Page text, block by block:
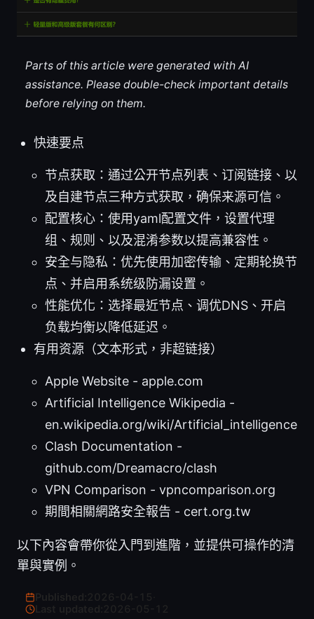
Parts of this article were generated with AI
assistance. Please double-check important details
before relying on them.
快速要点
节点获取：通过公开节点列表、订阅链接、以
及自建节点三种方式获取，确保来源可信。
配置核心：使用yaml配置文件，设置代理
组、规则、以及混淆参数以提高兼容性。
安全与隐私：优先使用加密传输、定期轮换节
点、并启用系统级防漏设置。
性能优化：选择最近节点、调优DNS、开启
负载均衡以降低延迟。
有用资源（文本形式，非超链接）
Apple Website - apple.com
Artificial Intelligence Wikipedia -
en.wikipedia.org/wiki/Artificial_intelligence
Clash Documentation -
github.com/Dreamacro/clash
VPN Comparison - vpncomparison.org
期間相關網路安全報告 - cert.org.tw
以下內容會帶你從入門到進階，並提供可操作的清
單與實例。
Last updated: